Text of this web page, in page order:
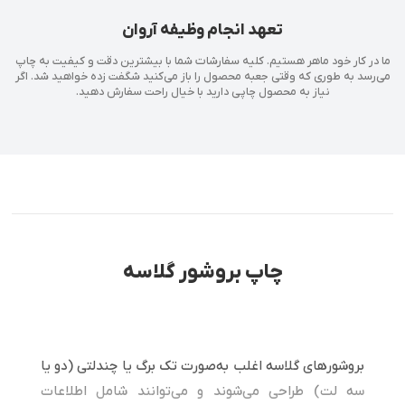
تعهد انجام وظیفه آروان
ما در کار خود ماهر هستیم. کلیه سفارشات شما با بیشترین دقت و کیفیت به چاپ
می‌رسد به طوری که وقتی جعبه محصول را باز می‌کنید شگفت زده خواهید شد. اگر
نیاز به محصول چاپی دارید با خیال راحت سفارش دهید.
چاپ بروشور گلاسه
بروشورهای گلاسه اغلب به‌صورت تک‌ برگ یا چندلتی (دو یا
سه لت) طراحی می‌شوند و می‌توانند شامل اطلاعات